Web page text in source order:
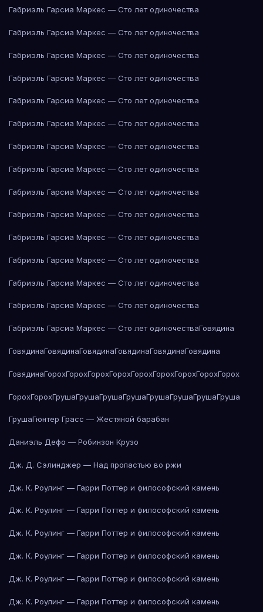
Габриэль Гарсиа Маркес — Сто лет одиночества
Габриэль Гарсиа Маркес — Сто лет одиночества
Габриэль Гарсиа Маркес — Сто лет одиночества
Габриэль Гарсиа Маркес — Сто лет одиночества
Габриэль Гарсиа Маркес — Сто лет одиночества
Габриэль Гарсиа Маркес — Сто лет одиночества
Габриэль Гарсиа Маркес — Сто лет одиночества
Габриэль Гарсиа Маркес — Сто лет одиночества
Габриэль Гарсиа Маркес — Сто лет одиночества
Габриэль Гарсиа Маркес — Сто лет одиночества
Габриэль Гарсиа Маркес — Сто лет одиночества
Габриэль Гарсиа Маркес — Сто лет одиночества
Габриэль Гарсиа Маркес — Сто лет одиночества
Габриэль Гарсиа Маркес — Сто лет одиночества
Габриэль Гарсиа Маркес — Сто лет одиночестваГовядина
ГовядинаГовядинаГовядинаГовядинаГовядинаГовядина
ГовядинаГорохГорохГорохГорохГорохГорохГорохГорохГорох
ГорохГорохГрушаГрушаГрушаГрушаГрушаГрушаГрушаГруша
ГрушаГюнтер Грасс — Жестяной барабан
Даниэль Дефо — Робинзон Крузо
Дж. Д. Сэлинджер — Над пропастью во ржи
Дж. К. Роулинг — Гарри Поттер и философский камень
Дж. К. Роулинг — Гарри Поттер и философский камень
Дж. К. Роулинг — Гарри Поттер и философский камень
Дж. К. Роулинг — Гарри Поттер и философский камень
Дж. К. Роулинг — Гарри Поттер и философский камень
Дж. К. Роулинг — Гарри Поттер и философский камень